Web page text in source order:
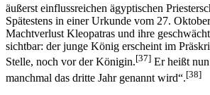
äußerst einflussreichen ägyptischen
Spätestens in einer Urkunde vom 27.
Machtverlust Kleopatras und ihre
sichtbar: der junge König erscheint im
Stelle, noch vor der Königin.[37] Er heißt
manchmal das dritte Jahr genannt wird“.[38]